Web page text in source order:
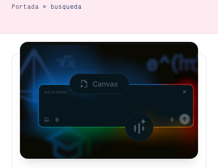
Portada » busqueda